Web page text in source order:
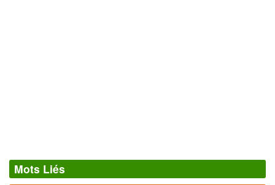
Mots Liés